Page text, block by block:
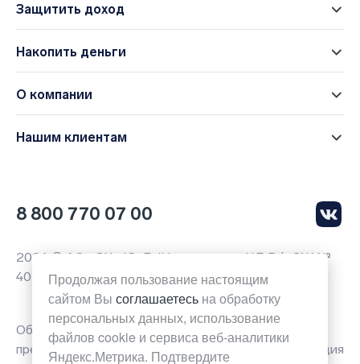
Защитить доход
Накопить деньги
О компании
Нашим клиентам
8 800 770 07 00
2026 © АО «СК «Ю-Лайф», лицензии ЦБ РФ СЖ №
4014, СЛ № 4014
Обращаем ваше внимание на то, что вся
представленная на данной странице сайта информация
Продолжая пользование настоящим
сайтом Вы соглашаетесь на обработку
персональных данных, использование
файлов cookie и сервиса веб-аналитики
Яндекс.Метрика. Подтвердите